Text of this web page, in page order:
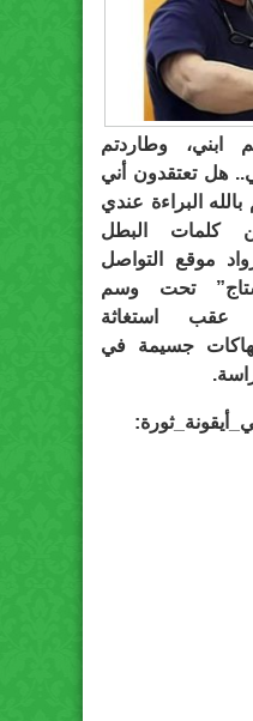
ابني، وطاردتم
هل تعتقدون أني
البراءة عندي
كلمات البطل
موقع التواصل
تحت وسم
عقب استغاثة
جسيمة في